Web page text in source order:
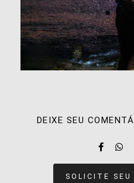
DEIXE SEU
SOLICITE SEU